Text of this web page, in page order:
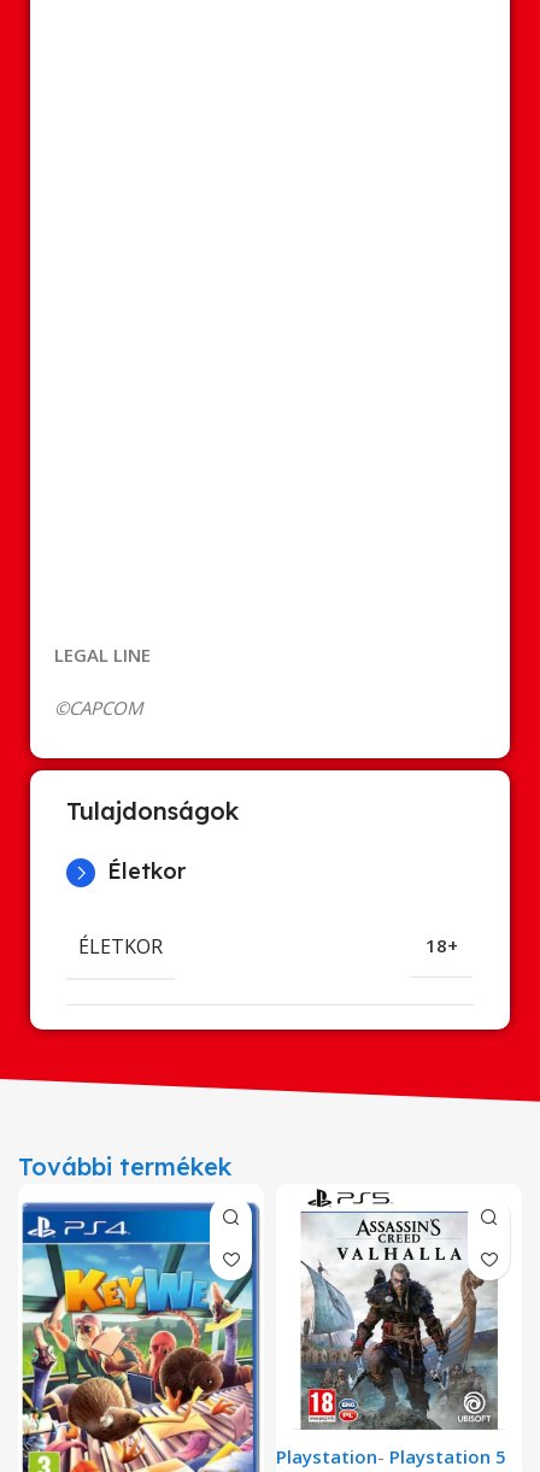
LEGAL LINE
©CAPCOM
Tulajdonságok
Életkor
ÉLETKOR 18+
További termékek
Playstation- Playstation 5